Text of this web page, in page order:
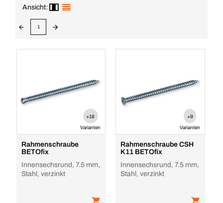
Ansicht:
1
+18
Varianten
Rahmenschraube
BETOfix
Innensechsrund, 7.5 mm,
Stahl, verzinkt
+9
Varianten
Rahmenschraube CSH
K11 BETOfix
Innensechsrund, 7.5 mm,
Stahl, verzinkt